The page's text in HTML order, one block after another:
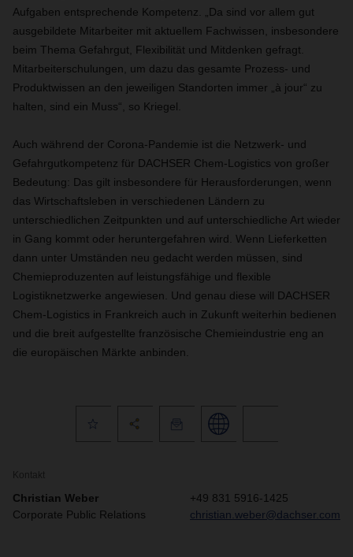
Aufgaben entsprechende Kompetenz. „Da sind vor allem gut
ausgebildete Mitarbeiter mit aktuellem Fachwissen, insbesondere
beim Thema Gefahrgut, Flexibilität und Mitdenken gefragt.
Mitarbeiterschulungen, um dazu das gesamte Prozess- und
Produktwissen an den jeweiligen Standorten immer „à jour“ zu
halten, sind ein Muss“, so Kriegel.
Auch während der Corona-Pandemie ist die Netzwerk- und
Gefahrgutkompetenz für DACHSER Chem-Logistics von großer
Bedeutung: Das gilt insbesondere für Herausforderungen, wenn
das Wirtschaftsleben in verschiedenen Ländern zu
unterschiedlichen Zeitpunkten und auf unterschiedliche Art wieder
in Gang kommt oder heruntergefahren wird. Wenn Lieferketten
dann unter Umständen neu gedacht werden müssen, sind
Chemieproduzenten auf leistungsfähige und flexible
Logistiknetzwerke angewiesen. Und genau diese will DACHSER
Chem-Logistics in Frankreich auch in Zukunft weiterhin bedienen
und die breit aufgestellte französische Chemieindustrie eng an
die europäischen Märkte anbinden.
Kontakt
Christian Weber
Corporate Public Relations
+49 831 5916-1425
christian.weber@dachser.com